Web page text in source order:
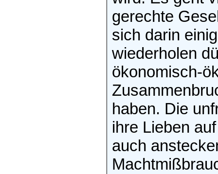
gerechte
sich darin
wiederholen
ökonomisch-
haben. Die
ihre Lieben
auch